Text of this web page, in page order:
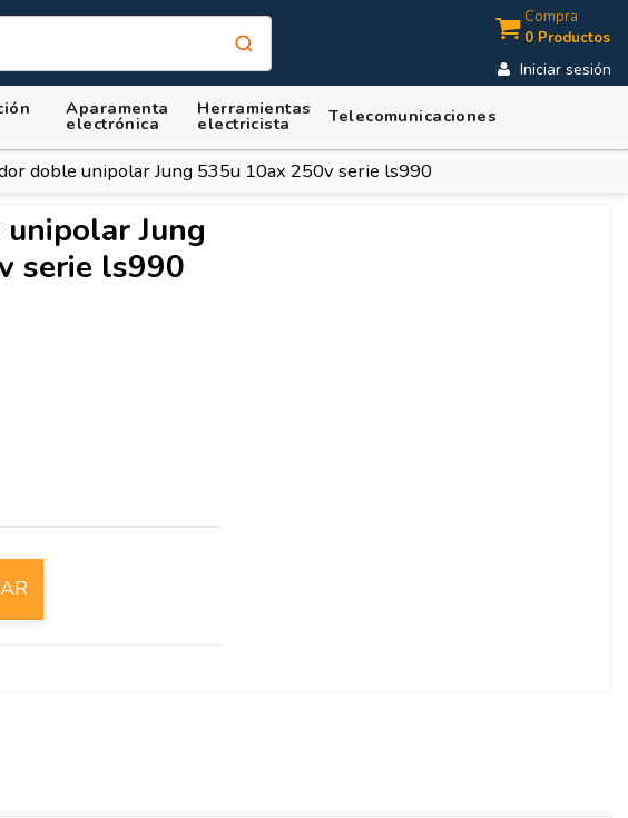
Compra
0 Productos
Iniciar sesión
Aparamenta
electrónica
Herramientas
electricista Telecomunicaciones
doble unipolar Jung 535u 10ax 250v serie ls990
Jung
serie ls990